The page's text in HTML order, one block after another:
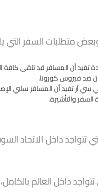
متطلبات السفر
أن المسافر قد تلقى كافة
ضد فيروس كورونا.
سي آر تفيد أن المسافر سلبي
السفر والتأشيرة.
تتواجد داخل الاتحاد
داخل العالم